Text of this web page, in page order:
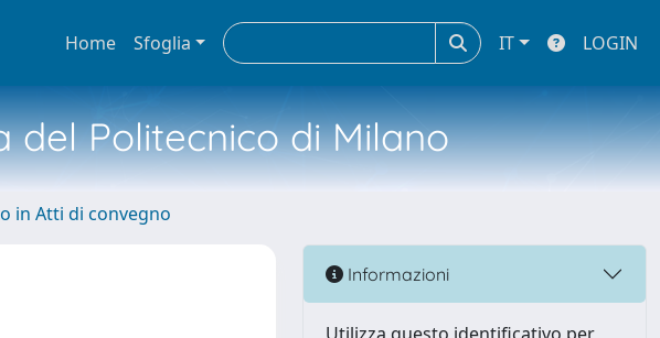
Home Sfoglia IT LOGIN
Politecnico di Milano
in Atti di convegno
Informazioni